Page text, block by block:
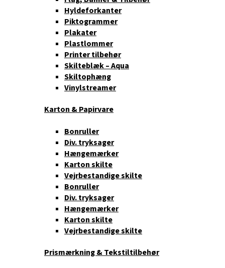
Hyldeforkanter
Piktogrammer
Plakater
Plastlommer
Printer tilbehør
Skilteblæk – Aqua
Skiltophæng
Vinylstreamer
Karton & Papirvare
Bonruller
Div. tryksager
Hængemærker
Karton skilte
Vejrbestandige skilte
Bonruller
Div. tryksager
Hængemærker
Karton skilte
Vejrbestandige skilte
Prismærkning & Tekstiltilbehør